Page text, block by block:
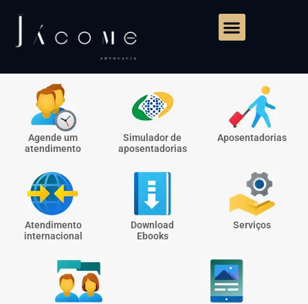
Agende um
atendimento
Simulador de
aposentadorias
Aposentadorias
Atendimento
internacional
Download
Ebooks
Serviços